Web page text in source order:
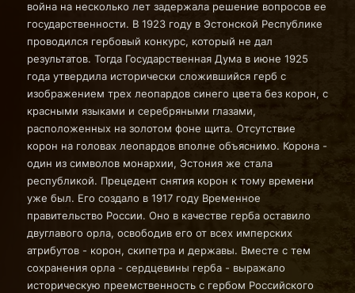
война на несколько лет задержала решение вопросов ее
государственности. В 1923 году в Эстонской Республике
проводился гербовый конкурс, который не дал
результатов. Тогда Государственная Дума в июне 1925
года утвердила исторически сложившийся герб с
изображением трех леопардов синего цвета без корон, с
красными языками и серебряными глазами,
расположенных на золотом фоне щита. Отсутствие
корон на головах леопардов вполне объяснимо. Корона -
один из символов монархии, Эстония же стала
республикой. Прецедент снятия корон к тому времени
уже был. Его создало в 1917 году Временное
правительство России. Оно в качестве герба оставило
двуглавого орла, освободив его от всех имперских
атрибутов - корон, скипетра и державы. Вместе с тем
сохранения орла - сердцевины герба - выражало
историческую преемственность с гербом Российского